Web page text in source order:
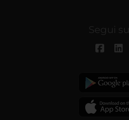
Segui su